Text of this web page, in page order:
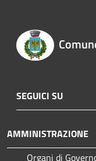
SEGUICI SU
AMMINISTRAZIONE
Organi di